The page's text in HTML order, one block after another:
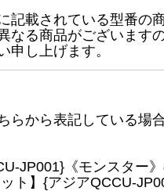
記載されている型番の
なる商品がございます
申し上げます。
らから表記している場
JP001}《モンスター
】{アジアQCCU-